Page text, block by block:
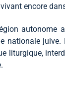
encore
autonome
nationale
liturgique,